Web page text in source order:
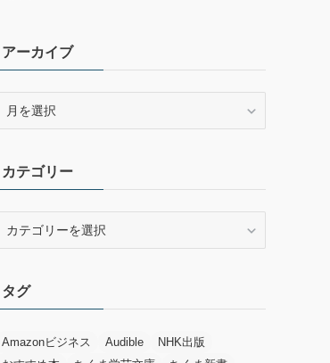
アーカイブ
ブカテゴリー
ータグ
Amazonビジネス Audible
NHK出版